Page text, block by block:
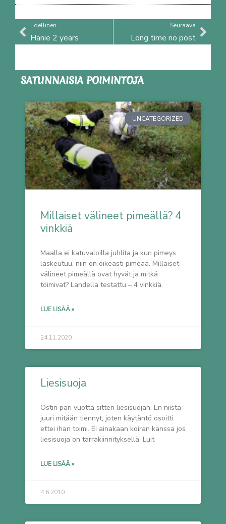
Prev
Edellinen
Hanie 2 years
Seuraava
Long time no post
SATUNNAISIA POIMINTOJA
UNCATEGORIZED
Millaiset välineet pimeällä? 4
vinkkiä
Maalla ei katuvaloilla juhlita ja kun pimeys
laskeutuu, niin on oikeasti pimeää. Millaiset
välineet pimeällä ovat hyvät ja mitkä
toimivat? Landella testattu – 4 vinkkiä.
LUE LISÄÄ »
24.11.2020
Liesisuoja
Ostin pari vuotta sitten liesisuojan. En niistä
juuri mitään tiennyt, joten käytäntö osoitti
ettei ihan toimi. Ei ainakaan koiran kanssa jos
liesisuoja on tarrakiinnityksellä. Luit
LUE LISÄÄ »
4.6.2010